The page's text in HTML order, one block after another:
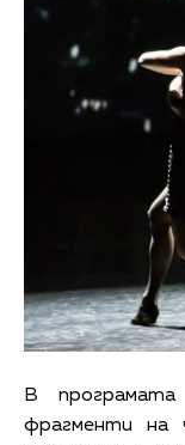
В
фрагменти на